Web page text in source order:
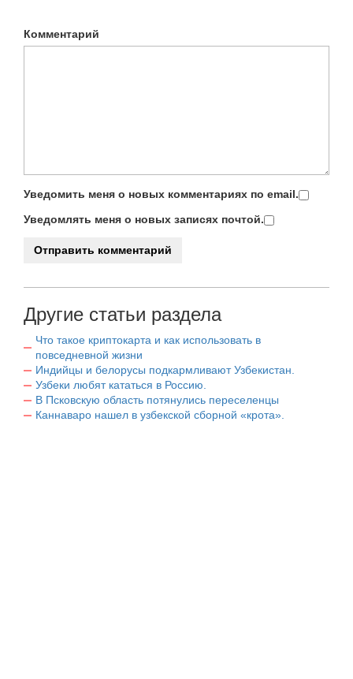
Комментарий
Уведомить меня о новых комментариях по email.
Уведомлять меня о новых записях почтой.
Другие статьи раздела
Что такое криптокарта и как использовать в
повседневной жизни
Индийцы и белорусы подкармливают Узбекистан.
Узбеки любят кататься в Россию.
В Псковскую область потянулись переселенцы
Каннаваро нашел в узбекской сборной «крота».